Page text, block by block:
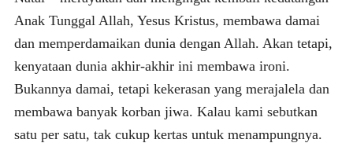
Anak Tunggal Allah, Yesus Kristus, membawa damai
dan memperdamaikan dunia dengan Allah. Akan tetapi,
kenyataan dunia akhir-akhir ini membawa ironi.
Bukannya damai, tetapi kekerasan yang merajalela dan
membawa banyak korban jiwa. Kalau kami sebutkan
satu per satu, tak cukup kertas untuk menampungnya.